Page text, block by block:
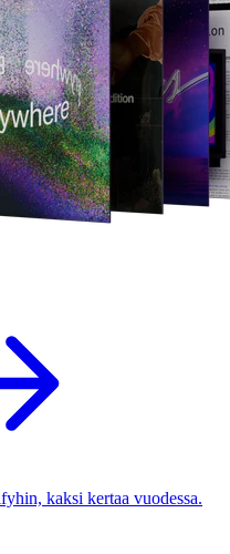
kaksi kertaa vuodessa.